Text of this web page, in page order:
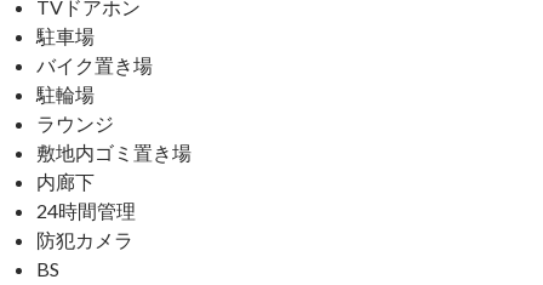
TVドアホン
駐車場
バイク置き場
駐輪場
ラウンジ
敷地内ゴミ置き場
内廊下
24時間管理
防犯カメラ
BS